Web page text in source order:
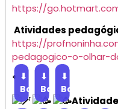
https://
Atividades
https://
pedagogico-o-olhar-
* ⬇
Baixar
⬇
Baixar
⬇
Baixar